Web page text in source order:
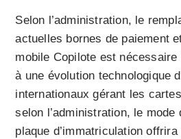
Selon l’administration, le
actuelles bornes de paiement
mobile Copilote est
à une évolution technologique
internationaux gérant les
selon l’administration, le mode
plaque d’immatriculation